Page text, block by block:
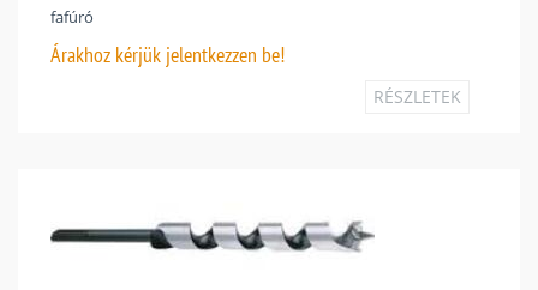
fafúró
Árakhoz kérjük jelentkezzen be!
RÉSZLETEK